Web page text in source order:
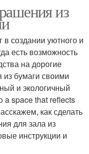
из
создании уютного и
есть возможность
на дорогие
бумаги своими
и экологичный
a space that reflects
как сделать
для зала из
инструкции и